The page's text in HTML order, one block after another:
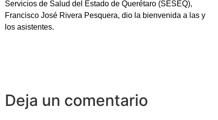
Servicios de Salud del Estado de Querétaro (SESEQ),
Francisco José Rivera Pesquera, dio la bienvenida a las y
los asistentes.
Deja un comentario